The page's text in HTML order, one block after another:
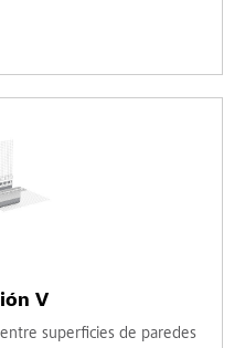
V
superficies de paredes